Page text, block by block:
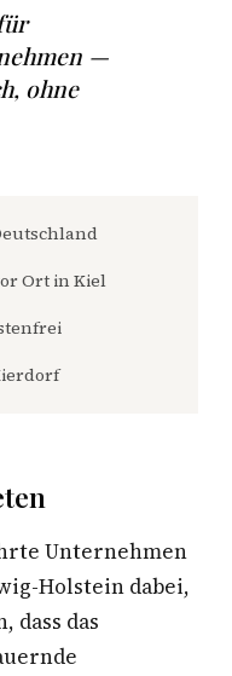
—
ohne
Ort in Kiel
Unternehmen
Holstein dabei,
dass das